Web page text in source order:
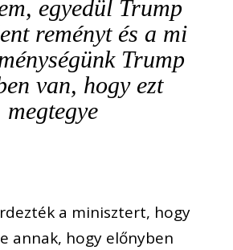
egyedül Trump
reményt és a mi
Trump
van, hogy ezt
megtegye
a minisztert, hogy
annak, hogy előnyben